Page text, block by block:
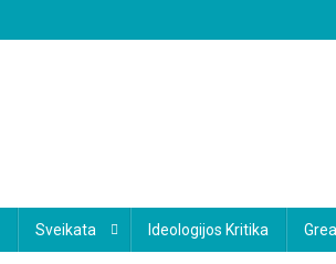
Sveikata Ideologijos Kritika